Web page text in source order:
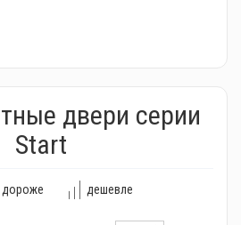
двери серии
Start
дороже дешевле